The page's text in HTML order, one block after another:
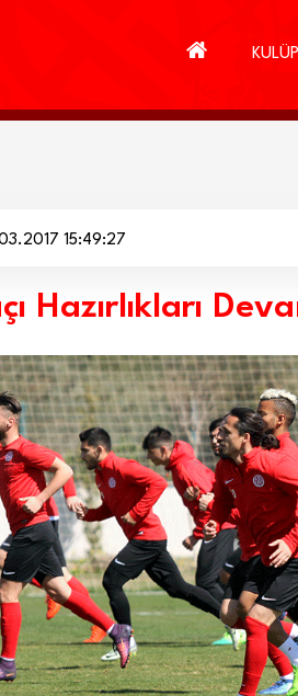
KULÜP
15:49:27
Hazırlıkları